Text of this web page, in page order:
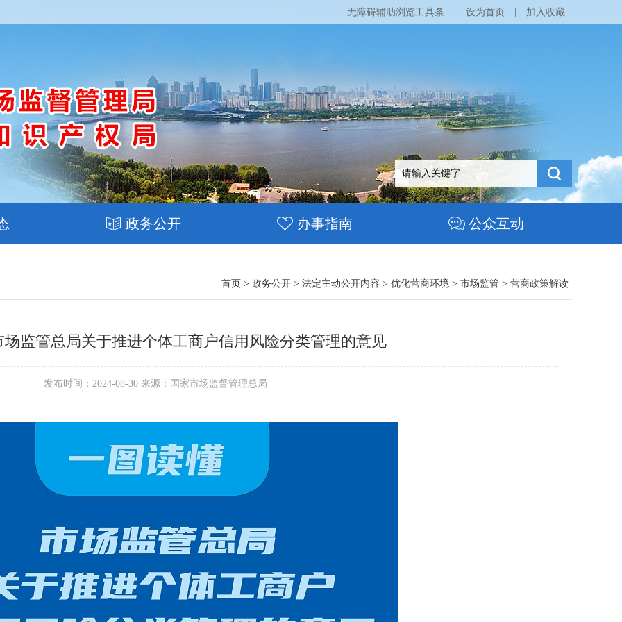
无障碍辅助浏览工具条 设为首页 加入收藏
政务公开 办事指南 公众互动
首页 > 政务公开 > 法定主动公开内容 > 优化营商环境 > 市场监管 > 营商政策解读
场监管总局关于推进个体工商户信用风险分类管理的意见
发布时间：2024-08-30 来源：国家市场监督管理总局